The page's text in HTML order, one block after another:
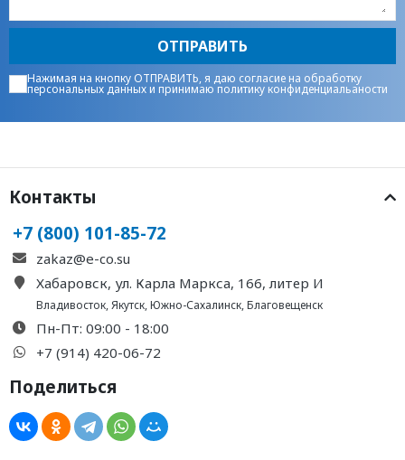
ОТПРАВИТЬ
Нажимая на кнопку ОТПРАВИТЬ, я даю согласие на обработку
персональных данныхи принимаюполитику конфиденциальаности
Контакты
+7 (800) 101-85-72
zakaz@e-co.su
Хабаровск, ул. Карла Маркса, 166, литер И
Владивосток,Якутск,Южно-Сахалинск,Благовещенск
Пн-Пт: 09:00 - 18:00
+7 (914) 420-06-72
Поделиться